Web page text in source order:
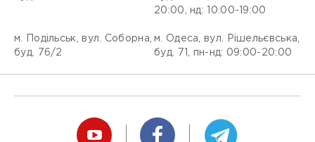
20:00, нд: 10:00-19:00
м. Подільськ, вул. Соборна,
буд. 76/2
м. Одеса, вул. Рішельєвська,
буд. 71, пн-нд: 09:00-20:00